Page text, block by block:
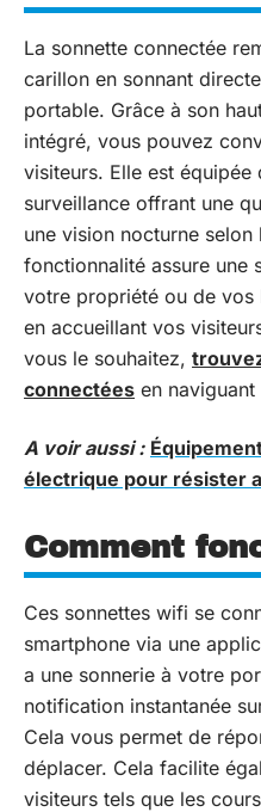
La sonnette connectée
carillon en sonnant
portable. Grâce à son
intégré, vous pouvez
visiteurs. Elle est équipée
surveillance offrant une
une vision nocturne
fonctionnalité assure une
votre propriété ou de
en accueillant vos
vous le souhaitez,
connectées en
A voir aussi :
électrique pour résister
Comment
Ces sonnettes wifi se
smartphone via une
a une sonnerie à votre
notification instantanée
Cela vous permet de
déplacer. Cela facilite
visiteurs tels que les